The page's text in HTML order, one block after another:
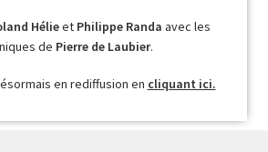
Hélieet Philippe Randa avec les
de Pierre de Laubier.
en rediffusion en cliquant ici.